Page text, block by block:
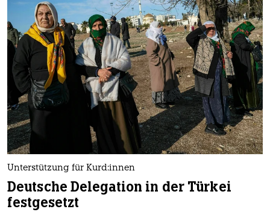
Unterstützung für Kur­d:in­nen
Deutsche Delegation in der Türkei
festgesetzt